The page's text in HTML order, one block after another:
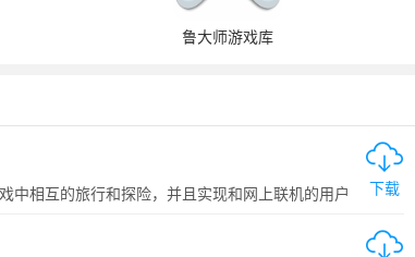
鲁大师游戏库
中相互的旅行和探险，并且实现和网上联机的用户
下载